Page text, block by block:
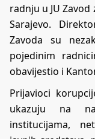
radnju u JU
Sarajevo.
Zavoda su
pojedinim
obavijestio i
Prijavioci
ukazuju na
institucijama,